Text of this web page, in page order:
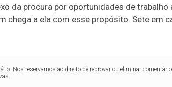
da procura por oportunidades de trabalho
chega a ela com esse propósito. Sete em
lo. Nos reservamos ao direito de reprovar ou eliminar